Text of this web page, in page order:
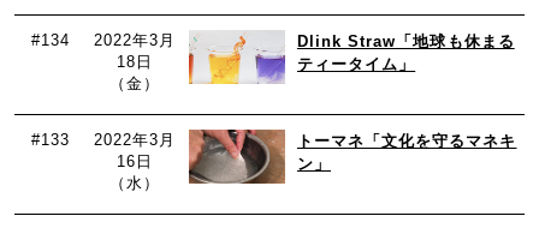
#134
2022年3月
18日
（金）
Dlink Straw「地球も休まる
ティータイム」
#133
2022年3月
16日
（水）
トーマネ「文化を守るマネキ
ン」